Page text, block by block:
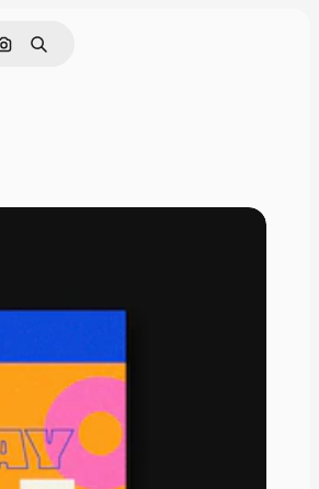
Nach Bild suchen
Suchen